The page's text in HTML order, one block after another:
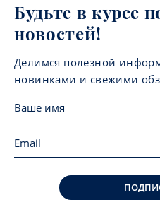
Будьте в курсе
новостей!
Делимся полезной
новинками и свежими